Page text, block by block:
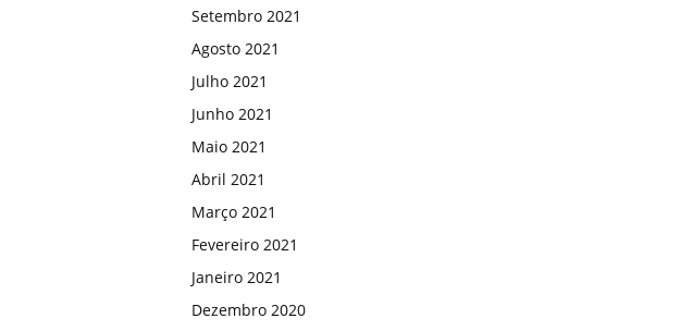
Setembro 2021
Agosto 2021
Julho 2021
Junho 2021
Maio 2021
Abril 2021
Março 2021
Fevereiro 2021
Janeiro 2021
Dezembro 2020